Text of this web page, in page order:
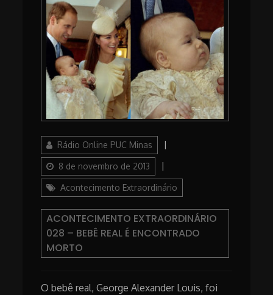
AuthorRádio Online PUC Minas
8 de novembro de 2013
Acontecimento Extraordinário
ACONTECIMENTO EXTRAORDINÁRIO
028 – BEBÊ REAL É ENCONTRADO
MORTO
O bebê real, George Alexander Louis, foi